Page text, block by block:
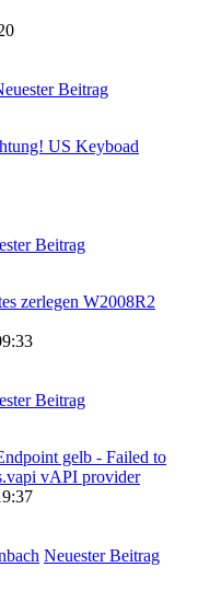
Beitrag
US Keyboad
Beitrag
zerlegen W2008R2
Beitrag
gelb - Failed to
vAPI provider
Neuester Beitrag